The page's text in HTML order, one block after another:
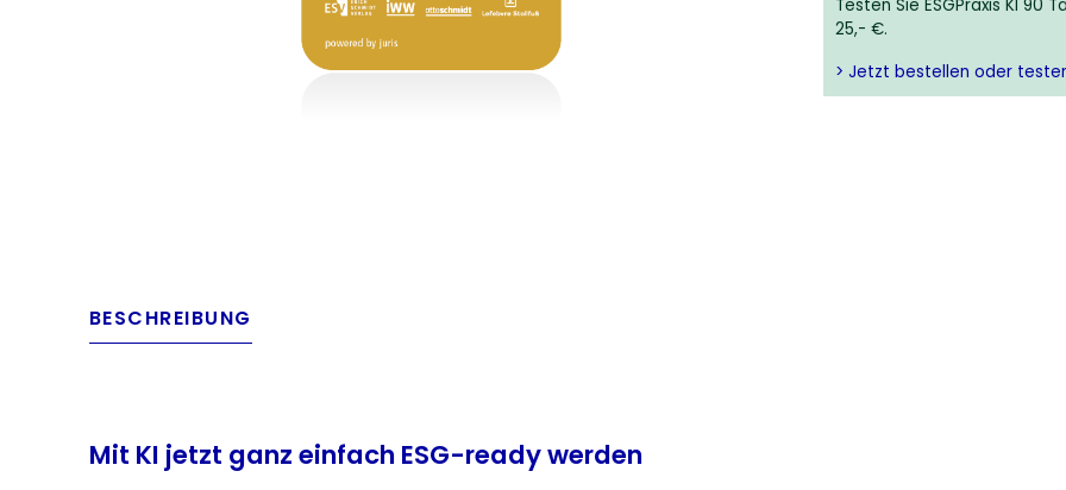
Testen Sie ESGPraxis KI 90
25,- €.
> Jetzt bestellen oder
BESCHREIBUNG
Mit KI jetzt ganz einfach ESG-ready werden